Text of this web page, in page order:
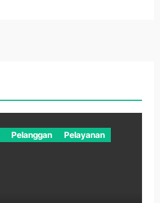
Pelanggan Pelayanan